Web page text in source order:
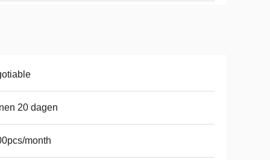
20 dagen
month